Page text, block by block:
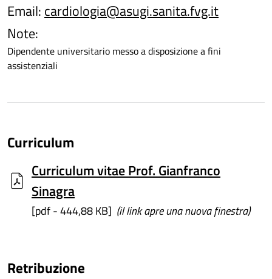
Email: cardiologia@asugi.sanita.fvg.it
Note:
Dipendente universitario messo a disposizione a fini
assistenziali
Curriculum
Curriculum vitae Prof. Gianfranco
Sinagra
[pdf - 444,88 KB] (il link apre una nuova finestra)
Retribuzione